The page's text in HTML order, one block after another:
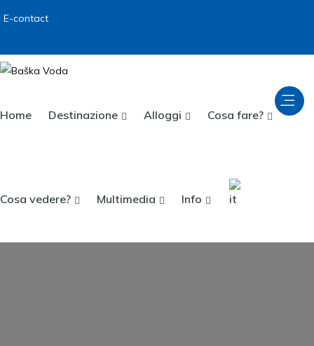
E-contact
Home Destinazione Alloggi Cosa fare?
Cosa vedere? Multimedia Info